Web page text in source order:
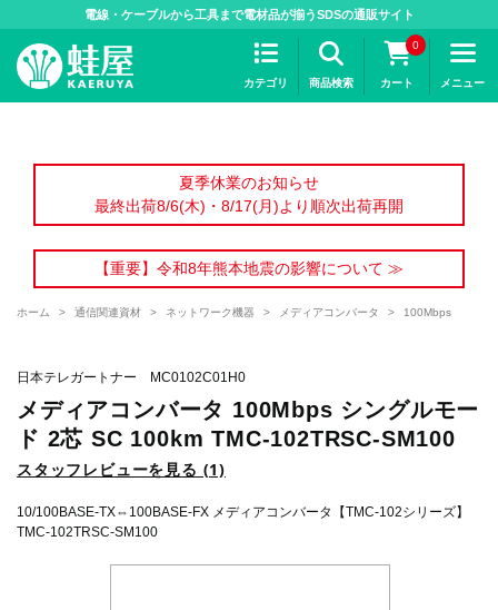
電線・ケーブルから工具まで電材品が揃うSDSの通販サイト
カテゴリ 商品検索
0
カート メニュー
夏季休業のお知らせ
最終出荷8/6(木)・8/17(月)より順次出荷再開
【重要】令和8年熊本地震の影響について ≫
ホーム > 通信関連資材 > ネットワーク機器 > メディアコンバータ > 100Mbps
日本テレガートナー MC0102C01H0
メディアコンバータ 100Mbps シングルモー
ド 2芯 SC 100km TMC-102TRSC-SM100
スタッフレビューを見る (1)
10/100BASE-TX⇔100BASE-FX メディアコンバータ【TMC-102シリーズ】
TMC-102TRSC-SM100